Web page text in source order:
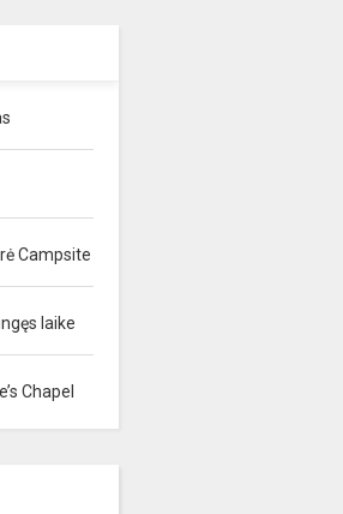
Campsite
laike
Chapel